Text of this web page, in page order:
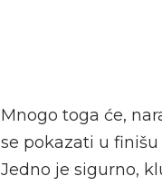
Mnogo toga će,
se pokazati u
Jedno je sigurno,